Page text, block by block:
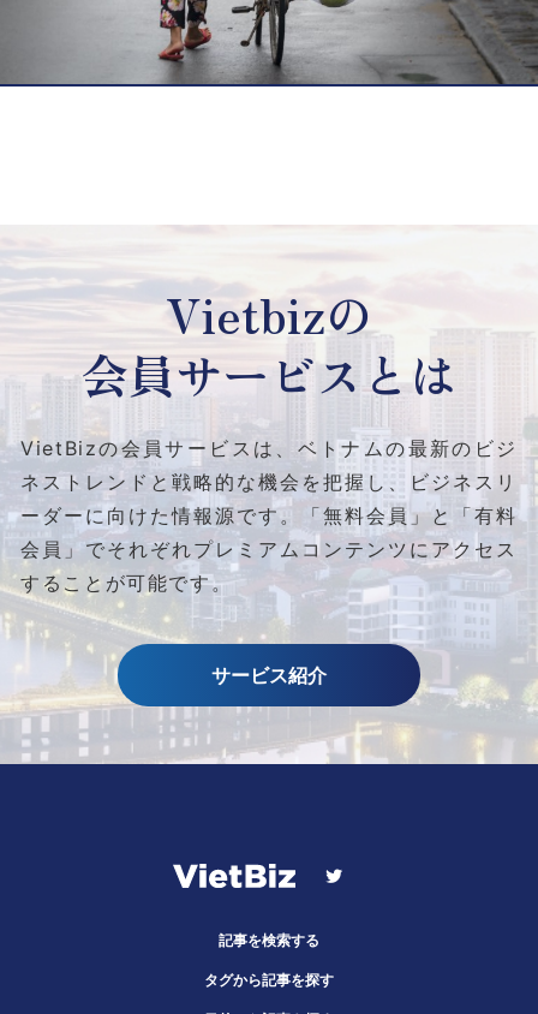
Vietbizの
会員サービスとは
VietBizの会員サービスは、ベトナムの最新のビジ
ネストレンドと戦略的な機会を把握し、ビジネスリ
ーダーに向けた情報源です。
「無料会員」と「有料
会員」でそれぞれプレミアムコンテンツにアクセス
することが可能です。
サービス紹介
記事を検索する
タグから記事を探す